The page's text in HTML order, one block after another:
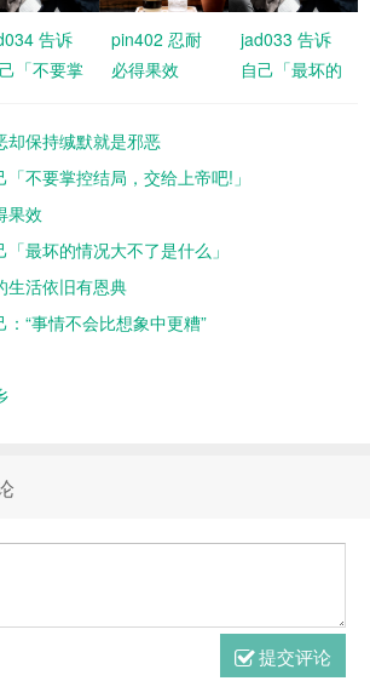
告诉
「不要掌
吧!」
pin402 忍耐
必得果效
jad033 告诉
自己「最坏的
却保持缄默就是邪恶
不要掌控结局，交给上帝吧!」
果效
最坏的情况大不了是什么」
生活依旧有恩典
“事情不会比想象中更糟”
提交评论